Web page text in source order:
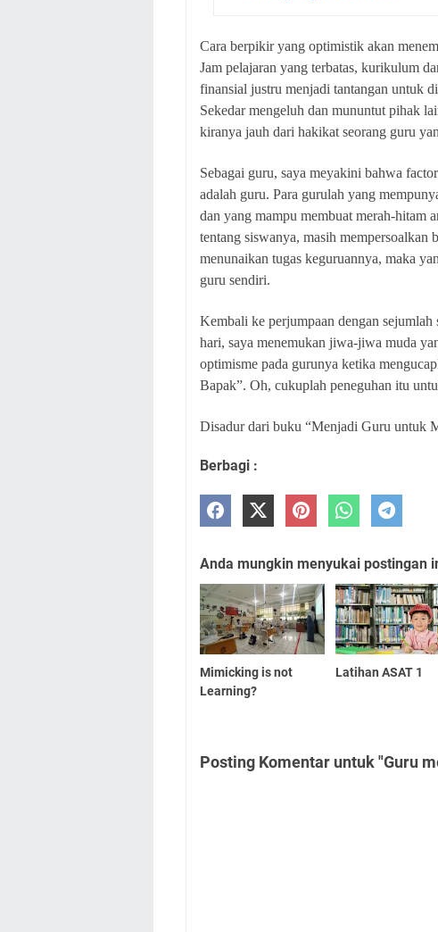
Cara berpikir yang optimistik akan
Jam pelajaran yang terbatas, kurikulum
finansial justru menjadi tantangan untuk
Sekedar mengeluh dan mununtut pihak
kiranya jauh dari hakikat seorang guru
Sebagai guru, saya meyakini bahwa
adalah guru. Para gurulah yang
dan yang mampu membuat merah-hitam
tentang siswanya, masih mempersoalkan
menunaikan tugas keguruannya, maka
guru sendiri.
Kembali ke perjumpaan dengan
hari, saya menemukan jiwa-jiwa muda
optimisme pada gurunya ketika
Bapak”. Oh, cukuplah peneguhan itu
Disadur dari buku “Menjadi Guru untuk
Berbagi :
Anda mungkin menyukai postingan
Mimicking is not
Learning?
Latihan ASAT 1
Posting Komentar untuk "Guru